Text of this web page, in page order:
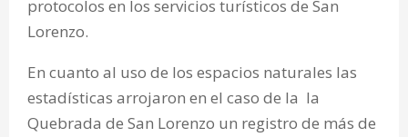
protocolos en los servicios turísticos de San
Lorenzo.
En cuanto al uso de los espacios naturales las
estadísticas arrojaron en el caso de la la
Quebrada de San Lorenzo un registro de más de